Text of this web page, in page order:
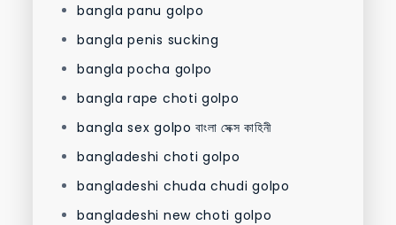
bangla panu golpo
bangla penis sucking
bangla pocha golpo
bangla rape choti golpo
bangla sex golpo বাংলা সেক্স কাহিনী
bangladeshi choti golpo
bangladeshi chuda chudi golpo
bangladeshi new choti golpo